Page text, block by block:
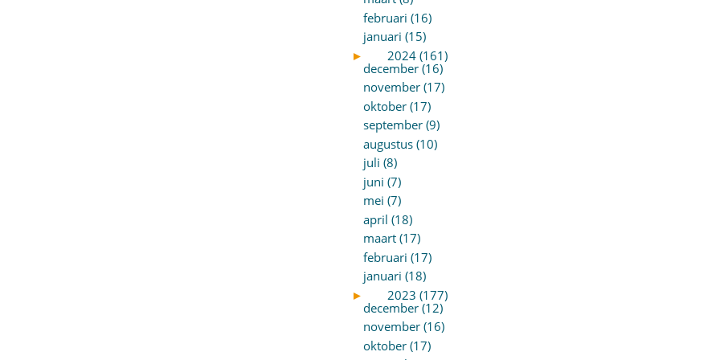
februari (16)
januari (15)
►
2024 (161)
december (16)
november (17)
oktober (17)
september (9)
augustus (10)
juli (8)
juni (7)
mei (7)
april (18)
maart (17)
februari (17)
januari (18)
►
2023 (177)
december (12)
november (16)
oktober (17)